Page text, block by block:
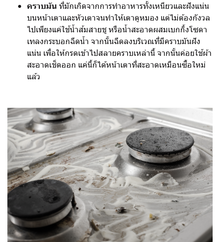
คราบมัน ที่มักเกิดจากการทำอาหารทั้งเหนียวและฝังแน่น
บนหน้าเตาและหัวเตาจนทำให้เตาดูหมอง แต่ไม่ต้องกังวล
ไปเพียงแค่ใช้น้ำส้มสายชู หรือน้ำสะอาดผสมเบกกิ้งโซดา
เทลงกระบอกฉีดน้ำ จากนั้นฉีดลงบริเวณที่มีคราบมันฝัง
แน่น เพื่อให้กรดเข้าไปสลายคราบเหล่านี้ จากนั้นค่อยใช้ผ้า
สะอาดเช็ดออก แค่นี้ก็ได้หน้าเตาที่สะอาดเหมือนซื้อใหม่
แล้ว